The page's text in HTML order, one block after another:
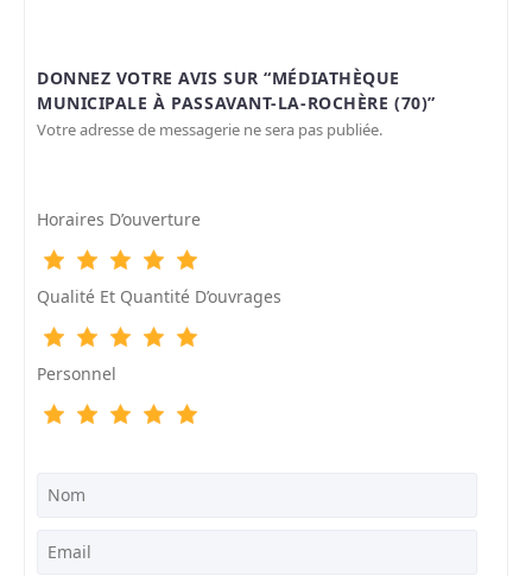
DONNEZ VOTRE AVIS SUR “MÉDIATHÈQUE
MUNICIPALE À PASSAVANT-LA-ROCHÈRE (70)”
Votre adresse de messagerie ne sera pas publiée.
Horaires D’ouverture
Qualité Et Quantité D’ouvrages
Personnel